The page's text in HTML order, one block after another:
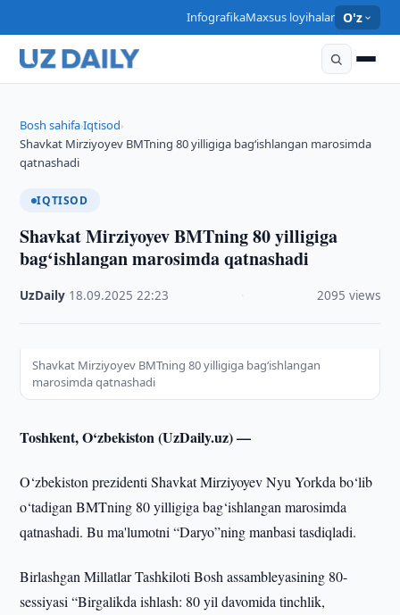
InfografikaMaxsus loyihalar O'z
Bosh sahifa›Iqtisod›
Shavkat Mirziyoyev BMTning 80 yilligiga bag‘ishlangan marosimda
qatnashadi
IQTISOD
Shavkat Mirziyoyev BMTning 80 yilligiga
bag‘ishlangan marosimda qatnashadi
UzDaily 18.09.2025 ·22:23 2095 views
Shavkat Mirziyoyev BMTning 80 yilligiga bag‘ishlangan
marosimda qatnashadi
Toshkent, O‘zbekiston (UzDaily.uz) —
O‘zbekiston prezidenti Shavkat Mirziyoyev Nyu Yorkda bo‘lib
o‘tadigan BMTning 80 yilligiga bag‘ishlangan marosimda
qatnashadi. Bu ma'lumotni “Daryo”ning manbasi tasdiqladi.
Birlashgan Millatlar Tashkiloti Bosh assambleyasining 80-
sessiyasi “Birgalikda ishlash: 80 yil davomida tinchlik,